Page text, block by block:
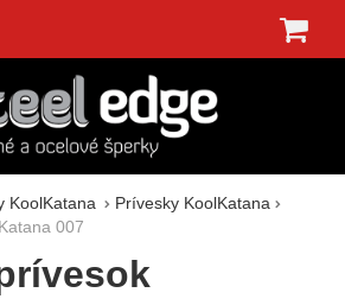
KoolKatana
Prívesky KoolKatana
007